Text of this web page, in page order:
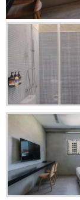
聯絡我們
精彩分享
共味食光
語言
繁體中文
日本語
Facebook Instagram